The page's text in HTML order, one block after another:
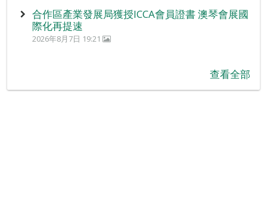
合作區產業發展局獲授ICCA會員證書 澳琴會展國
際化再提速
2026年8月7日 19:21
查看全部